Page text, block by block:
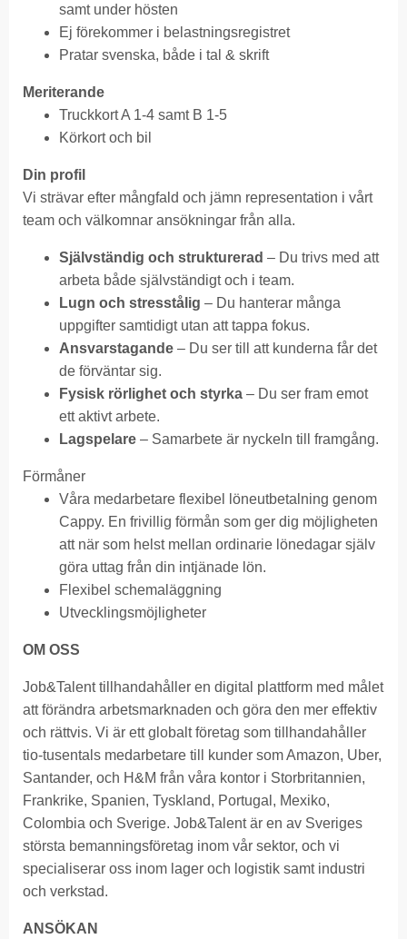
samt under hösten
Ej förekommer i belastningsregistret
Pratar svenska, både i tal & skrift
Meriterande
Truckkort A 1-4 samt B 1-5
Körkort och bil
Din profil
Vi strävar efter mångfald och jämn representation i vårt
team och välkomnar ansökningar från alla.
Självständig och strukturerad – Du trivs med att
arbeta både självständigt och i team.
Lugn och stresstålig – Du hanterar många
uppgifter samtidigt utan att tappa fokus.
Ansvarstagande – Du ser till att kunderna får det
de förväntar sig.
Fysisk rörlighet och styrka – Du ser fram emot
ett aktivt arbete.
Lagspelare – Samarbete är nyckeln till framgång.
Förmåner
Våra medarbetare flexibel löneutbetalning genom
Cappy. En frivillig förmån som ger dig möjligheten
att när som helst mellan ordinarie lönedagar själv
göra uttag från din intjänade lön.
Flexibel schemaläggning
Utvecklingsmöjligheter
OM OSS
Job&Talent tillhandahåller en digital plattform med målet
att förändra arbetsmarknaden och göra den mer effektiv
och rättvis. Vi är ett globalt företag som tillhandahåller
tio-tusentals medarbetare till kunder som Amazon, Uber,
Santander, och H&M från våra kontor i Storbritannien,
Frankrike, Spanien, Tyskland, Portugal, Mexiko,
Colombia och Sverige. Job&Talent är en av Sveriges
största bemanningsföretag inom vår sektor, och vi
specialiserar oss inom lager och logistik samt industri
och verkstad.
ANSÖKAN